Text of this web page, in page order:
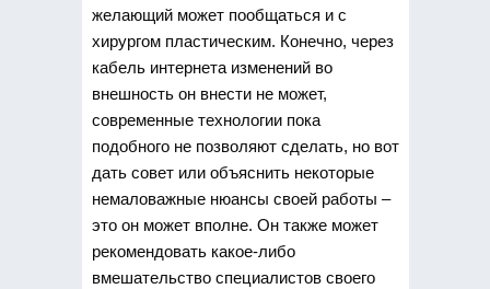
желающий может пообщаться и с
хирургом пластическим. Конечно, через
кабель интернета изменений во
внешность он внести не может,
современные технологии пока
подобного не позволяют сделать, но вот
дать совет или объяснить некоторые
немаловажные нюансы своей работы –
это он может вполне. Он также может
рекомендовать какое-либо
вмешательство специалистов своего